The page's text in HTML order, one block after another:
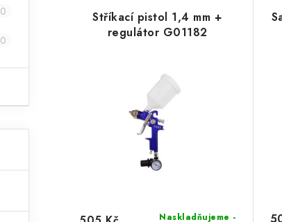
0
0
e
n
Stříkací pistol 1,4 mm +
regulátor G01182
Naskladňujeme -